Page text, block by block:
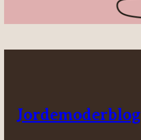
Jordemoderblog